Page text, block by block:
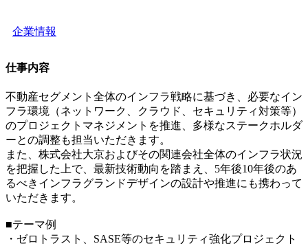
企業情報
仕事内容
不動産セグメント全体のインフラ戦略に基づき、必要なイン
フラ環境（ネットワーク、クラウド、セキュリティ対策等）
のプロジェクトマネジメントを推進、多様なステークホルダ
ーとの調整も担当いただきます。
また、株式会社大京およびその関連会社全体のインフラ状況
を把握した上で、最新技術動向を踏まえ、5年後10年後のあ
るべきインフラグランドデザインの設計や推進にも携わって
いただきます。
■テーマ例
・ゼロトラスト、SASE等のセキュリティ強化プロジェクト